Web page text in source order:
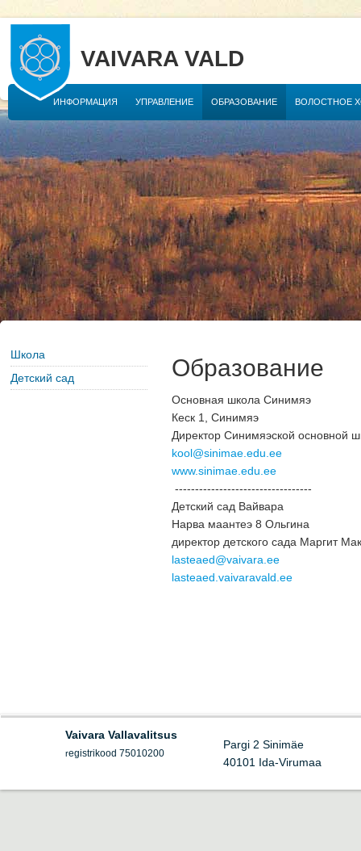
VAIVARA VALD
ИНФОРМАЦИЯ УПРАВЛЕНИЕ ОБРАЗОВАНИЕ ВОЛОСТНОЕ
Школа
Детский сад
Образование
Основная школа Синимяэ
Кеск 1, Синимяэ
Директор Синимяэской основной
kool@sinimae.edu.ee
www.sinimae.edu.ee
----------------------------------
Детский сад Вайвара
Нарва маантеэ 8 Ольгина
директор детского сада Маргит
lasteaed@vaivara.ee
lasteaed.vaivaravald.ee
Vaivara Vallavalitsus
registrikood 75010200
Pargi 2 Sinimäe
40101 Ida-Virumaa